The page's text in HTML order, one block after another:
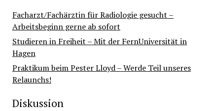
Facharzt/Fachärztin für Radiologie gesucht –
Arbeitsbeginn gerne ab sofort
Studieren in Freiheit – Mit der FernUniversität in
Hagen
Praktikum beim Pester Lloyd – Werde Teil unseres
Relaunchs!
Diskussion